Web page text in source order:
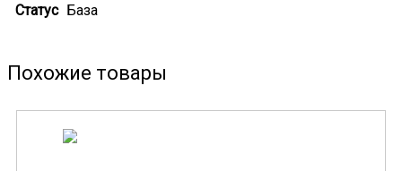
Статус База
Похожие товары